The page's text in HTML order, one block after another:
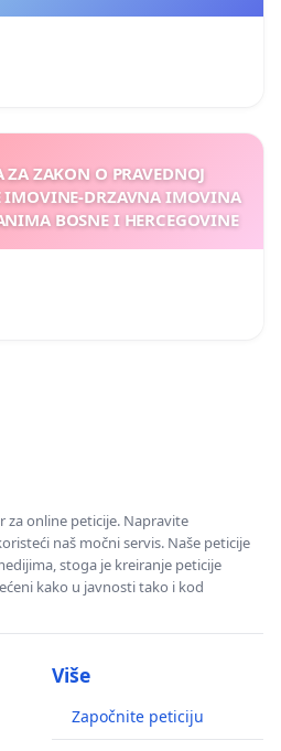
ZA ZAKON O PRAVEDNOJ
IMOVINE-DRZAVNA IMOVINA
BOSNE I HERCEGOVINE
online peticije. Napravite
naš močni servis. Naše peticije
stoga je kreiranje peticije
kako u javnosti tako i kod
Više
Započnite peticiju